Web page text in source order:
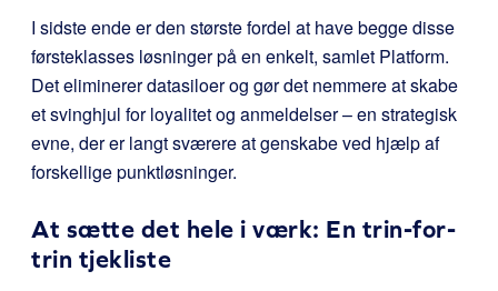
I sidste ende er den største fordel at have begge disse
førsteklasses løsninger på en enkelt, samlet Platform.
Det eliminerer datasiloer og gør det nemmere at skabe
et svinghjul for loyalitet og anmeldelser – en strategisk
evne, der er langt sværere at genskabe ved hjælp af
forskellige punktløsninger.
At sætte det hele i værk: En trin-for-
trin tjekliste